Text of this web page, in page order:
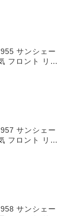
サンシェー
フロント リア
サンシェー
フロント リア
サンシェー